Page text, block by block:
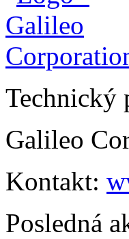
Technický
Galileo
Kontakt:
Posledná